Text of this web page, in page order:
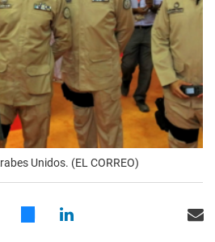
Unidos. (EL CORREO)